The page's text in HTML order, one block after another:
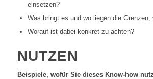
einsetzen?
Was bringt es und wo liegen die Grenzen,
Worauf ist dabei konkret zu achten?
NUTZEN
Beispiele, wofür Sie dieses Know-how